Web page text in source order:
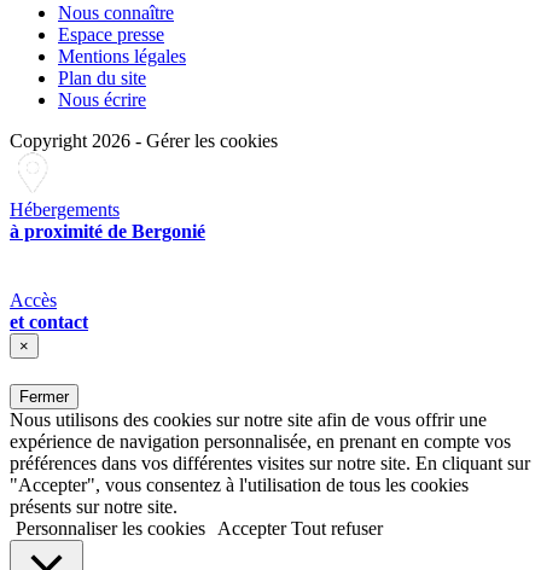
Nous connaître
Espace presse
Mentions légales
Plan du site
Nous écrire
Copyright 2026 - Gérer les cookies
Hébergements
à proximité de Bergonié
Accès
et contact
×
Fermer
Nous utilisons des cookies sur notre site afin de vous offrir une
expérience de navigation personnalisée, en prenant en compte vos
préférences dans vos différentes visites sur notre site. En cliquant sur
"Accepter", vous consentez à l'utilisation de tous les cookies
présents sur notre site.
Personnaliser les cookies
Accepter Tout refuser